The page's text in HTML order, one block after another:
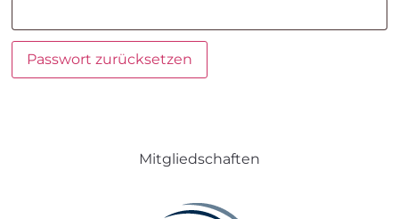
Passwort zurücksetzen
Mitgliedschaften